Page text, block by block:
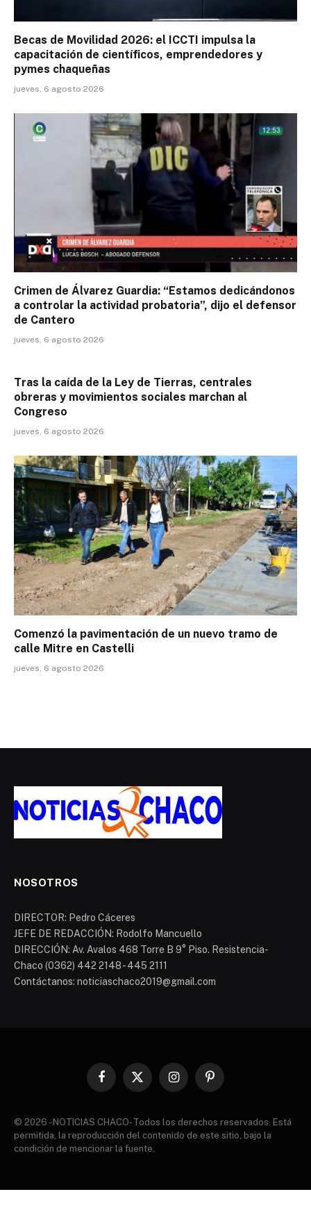
Becas de Movilidad 2026: el ICCTI impulsa la
capacitación de científicos, emprendedores y
pymes chaqueñas
jueves, 6 agosto 2026
Crimen de Álvarez Guardia: “Estamos dedicándonos
a controlar la actividad probatoria”, dijo el defensor
de Cantero
jueves, 6 agosto 2026
Tras la caída de la Ley de Tierras, centrales
obreras y movimientos sociales marchan al
Congreso
jueves, 6 agosto 2026
Comenzó la pavimentación de un nuevo tramo de
calle Mitre en Castelli
jueves, 6 agosto 2026
NOSOTROS
DIRECTOR: Pedro Cáceres
JEFE DE REDACCIÓN: Rodolfo Mancuello
DIRECCIÓN: Av. Avalos 468 Torre B 9° Piso. Resistencia-
Chaco (0362) 442 2148 - 445 2111
Contáctanos: noticiaschaco2019@gmail.com
Facebook
X
InstagramPinterest
© 2026 - NOTICIAS CHACO- Todos los derechos reservados. Está
permitida, la reproducción del contenido de este sitio, bajo la
condición de mencionar la fuente.